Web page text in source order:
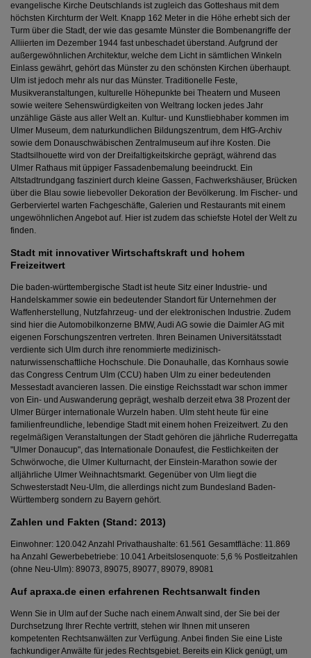
evangelische Kirche Deutschlands ist zugleich das Gotteshaus mit dem
höchsten Kirchturm der Welt. Knapp 162 Meter in die Höhe erhebt sich der
Turm über die Stadt, der wie das gesamte Münster die Bombenangriffe der
Alliierten im Dezember 1944 fast unbeschadet überstand. Aufgrund der
außergewöhnlichen Architektur, welche dem Licht in sämtlichen Winkeln
Einlass gewährt, gehört das Münster zu den schönsten Kirchen überhaupt.
Ulm ist jedoch mehr als nur das Münster. Traditionelle Feste,
Musikveranstaltungen, kulturelle Höhepunkte bei Theatern und Museen
sowie weitere Sehenswürdigkeiten von Weltrang locken jedes Jahr
unzählige Gäste aus aller Welt an. Kultur- und Kunstliebhaber kommen im
Ulmer Museum, dem naturkundlichen Bildungszentrum, dem HfG-Archiv
sowie dem Donauschwäbischen Zentralmuseum auf ihre Kosten. Die
Stadtsilhouette wird von der Dreifaltigkeitskirche geprägt, während das
Ulmer Rathaus mit üppiger Fassadenbemalung beeindruckt. Ein
Altstadtrundgang fasziniert durch kleine Gassen, Fachwerkshäuser, Brücken
über die Blau sowie liebevoller Dekoration der Bevölkerung. Im Fischer- und
Gerberviertel warten Fachgeschäfte, Galerien und Restaurants mit einem
ungewöhnlichen Angebot auf. Hier ist zudem das schiefste Hotel der Welt zu
finden.
Stadt mit innovativer Wirtschaftskraft und hohem
Freizeitwert
Die baden-württembergische Stadt ist heute Sitz einer Industrie- und
Handelskammer sowie ein bedeutender Standort für Unternehmen der
Waffenherstellung, Nutzfahrzeug- und der elektronischen Industrie. Zudem
sind hier die Automobilkonzerne BMW, Audi AG sowie die Daimler AG mit
eigenen Forschungszentren vertreten. Ihren Beinamen Universitätsstadt
verdiente sich Ulm durch ihre renommierte medizinisch-
naturwissenschaftliche Hochschule. Die Donauhalle, das Kornhaus sowie
das Congress Centrum Ulm (CCU) haben Ulm zu einer bedeutenden
Messestadt avancieren lassen. Die einstige Reichsstadt war schon immer
von Ein- und Auswanderung geprägt, weshalb derzeit etwa 38 Prozent der
Ulmer Bürger internationale Wurzeln haben. Ulm steht heute für eine
familienfreundliche, lebendige Stadt mit einem hohen Freizeitwert. Zu den
regelmäßigen Veranstaltungen der Stadt gehören die jährliche Ruderregatta
"Ulmer Donaucup", das Internationale Donaufest, die Festlichkeiten der
Schwörwoche, die Ulmer Kulturnacht, der Einstein-Marathon sowie der
alljährliche Ulmer Weihnachtsmarkt. Gegenüber von Ulm liegt die
Schwesterstadt Neu-Ulm, die allerdings nicht zum Bundesland Baden-
Württemberg sondern zu Bayern gehört.
Zahlen und Fakten (Stand: 2013)
Einwohner: 120.042 Anzahl Privathaushalte: 61.561 Gesamtfläche: 11.869
ha Anzahl Gewerbebetriebe: 10.041 Arbeitslosenquote: 5,6 % Postleitzahlen
(ohne Neu-Ulm): 89073, 89075, 89077, 89079, 89081
Auf apraxa.de einen erfahrenen Rechtsanwalt finden
Wenn Sie in Ulm auf der Suche nach einem Anwalt sind, der Sie bei der
Durchsetzung Ihrer Rechte vertritt, stehen wir Ihnen mit unseren
kompetenten Rechtsanwälten zur Verfügung. Anbei finden Sie eine Liste
fachkundiger Anwälte für jedes Rechtsgebiet. Bereits ein Klick genügt, um